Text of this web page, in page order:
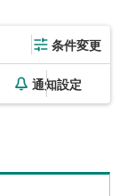
条件変更
通知設定